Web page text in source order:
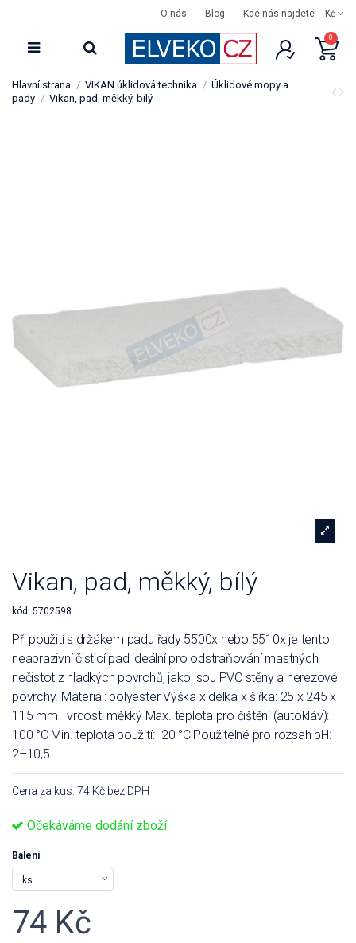
O nás Blog Kde nás najdete Kč
0
Hlavní strana VIKAN úklidová technika
Úklidové mopy a
pady
Vikan, pad, měkký, bílý
Vikan, pad, měkký, bílý
kód: 5702598
Při použití s držákem padu řady 5500x nebo 5510x je tento
neabrazivní čisticí pad ideální pro odstraňování mastných
nečistot z hladkých povrchů, jako jsou PVC stěny a nerezové
povrchy. Materiál: polyester Výška x délka x šířka: 25 x 245 x
115 mm Tvrdost: měkký Max. teplota pro čištění (autokláv):
100 °C Min. teplota použití: -20 °C Použitelné pro rozsah pH:
2–10,5
Cena za kus: 74 Kč bez DPH
Očekáváme dodání zboží
Balení
74 Kč